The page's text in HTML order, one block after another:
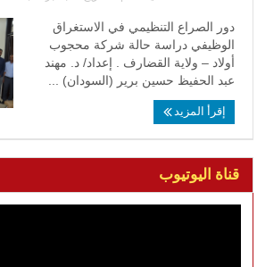
دور الصراع التنظيمي في الاستغراق
الوظيفي دراسة حالة شركة محجوب
أولاد – ولاية القضارف . إعداد/ د. مهند
عبد الحفيظ حسين برير (السودان) ...
إقرأ المزيد
قناة اليوتيوب